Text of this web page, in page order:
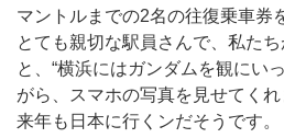
マントルまでの2名の往復乗車券
とても親切な駅員さんで、私た
と、“横浜にはガンダムを観にい
がら、スマホの写真を見せてくれ
来年も日本に行くンだそうです。